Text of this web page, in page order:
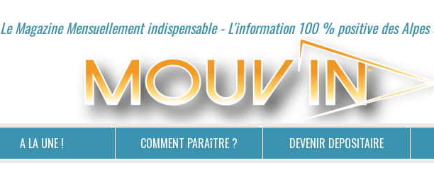
Le Magazine Mensuellement indispensable - L'information 100 % positive des Alpes
A LA UNE ! COMMENT PARAîTRE ? DEVENIR DEPOSITAIRE